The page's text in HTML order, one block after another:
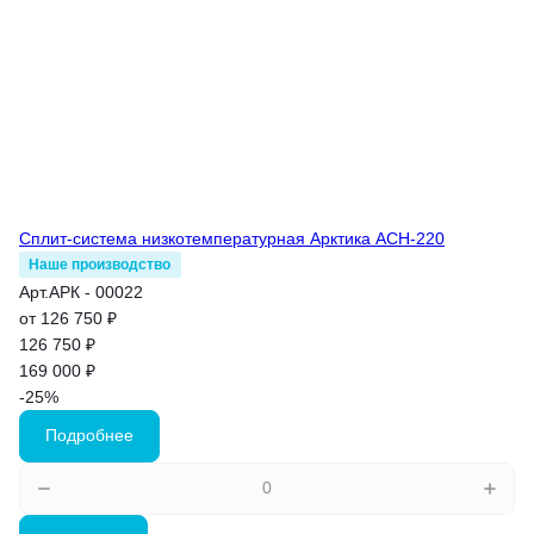
Сплит-система низкотемпературная Арктика АСН-220
Наше производство
Арт.АРК - 00022
от 126 750 ₽
126 750 ₽
169 000 ₽
-25%
Подробнее